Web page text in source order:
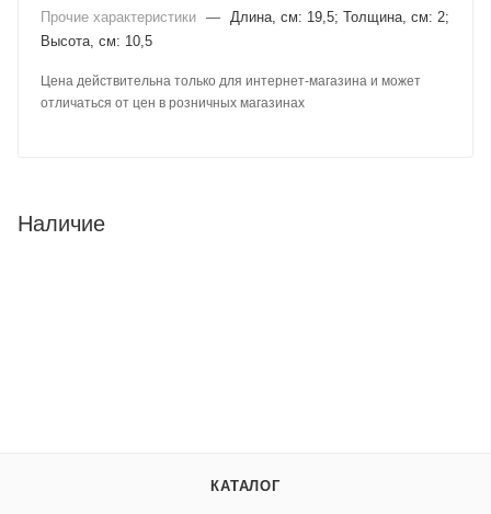
Прочие характеристики —
Длина, см: 19,5; Толщина, см: 2;
Высота, см: 10,5
Цена действительна только для интернет-магазина и может
отличаться от цен в розничных магазинах
Наличие
КАТАЛОГ